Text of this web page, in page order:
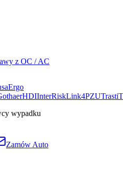
z OC / AC
Ergo
HDIInterRiskLink4PZUTrasti
wypadku
Zamów Auto